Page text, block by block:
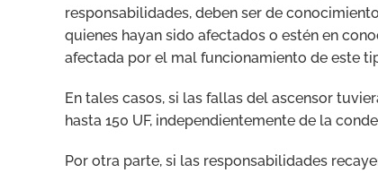
responsabilidades, deben ser de
quienes hayan sido afectados o estén en
afectada por el mal funcionamiento de este
En tales casos, si las fallas del ascensor
hasta 150 UF, independientemente de la
Por otra parte, si las responsabilidades